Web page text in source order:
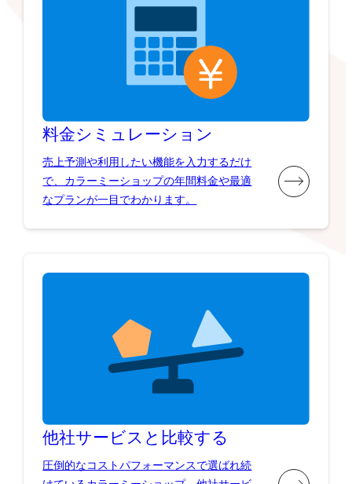
料金シミュレーション
売上予測や利用したい機能を入力するだけ
で、カラーミーショップの年間料金や最適
なプランが一目でわかります。
他社サービスと比較する
圧倒的なコストパフォーマンスで選ばれ続